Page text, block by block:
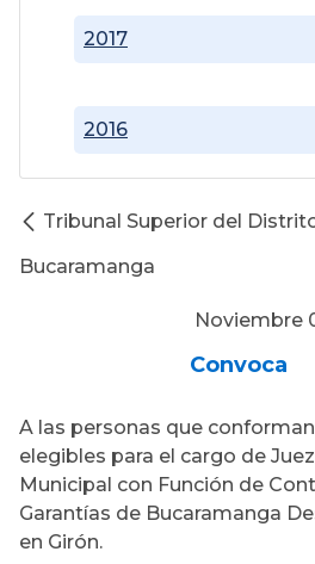
2016
2017
Tribunal Superior del
Bucaramanga
Noviembre 07
Convoca
A las personas que
elegibles para el cargo de
Municipal con Función de
Garantías de Bucaramanga
en Girón.